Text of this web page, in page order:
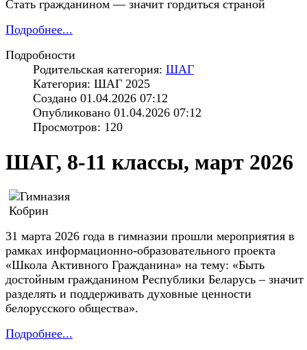
Cтать гражданином — значит гордиться страной
Подробнее...
Подробности
Родительская категория: ШАГ
Категория: ШАГ 2025
Создано 01.04.2026 07:12
Опубликовано 01.04.2026 07:12
Просмотров: 120
ШАГ, 8-11 классы, март 2026
31 марта 2026 года в гимназии прошли мероприятия в
рамках информационно-образовательного проекта
«Школа Активного Гражданина» на тему: «Быть
достойным гражданином Республики Беларусь – значит
разделять и поддерживать духовные ценности
белорусского общества».
Подробнее...